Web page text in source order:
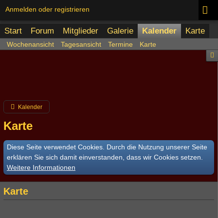
Anmelden oder registrieren
Start Forum Mitglieder Galerie Kalender Karte
Wochenansicht Tagesansicht Termine Karte
Kalender
Karte
Diese Seite verwendet Cookies. Durch die Nutzung unserer Seite
erklären Sie sich damit einverstanden, dass wir Cookies setzen.
Weitere Informationen
Karte